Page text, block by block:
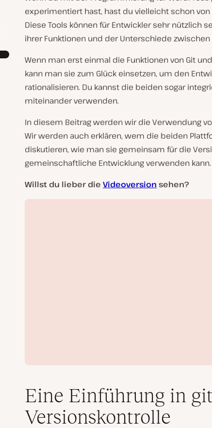
experimentiert hast, hast du vielleicht schon von
Diese Tools können für Entwickler sehr nützlich
ihrer Funktionen und der Unterschiede
Wenn man erst einmal die Funktionen von Git
kann man sie zum Glück einsetzen, um den
rationalisieren. Du kannst die beiden sogar
miteinander verwenden.
In diesem Beitrag werden wir die Verwendung
Wir werden auch erklären, wem die beiden
diskutieren, wie man sie gemeinsam für die
gemeinschaftliche Entwicklung verwenden kann.
Willst du lieber die Videoversion sehen?
Eine Einführung in
Versionskontrolle